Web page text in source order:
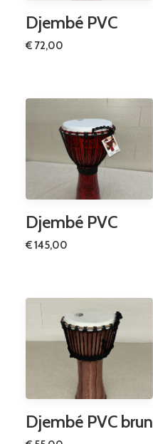
Djembé PVC
€ 72,00
Djembé PVC
€145,00
Djembé PVC brun